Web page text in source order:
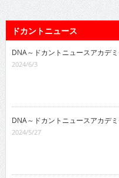
ドカントニュース
DNA～ドカントニュースアカデ
2024/6/3
DNA～ドカントニュースアカデ
2024/5/27